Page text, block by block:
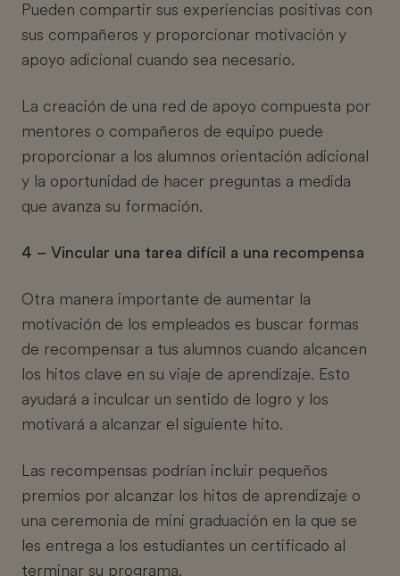
Pueden compartir sus experiencias positivas con
sus compañeros y proporcionar motivación y
apoyo adicional cuando sea necesario.
La creación de una red de apoyo compuesta por
mentores o compañeros de equipo puede
proporcionar a los alumnos orientación adicional
y la oportunidad de hacer preguntas a medida
que avanza su formación.
4 – Vincular una tarea difícil a una recompensa
Otra manera importante de aumentar la
motivación de los empleados es buscar formas
de recompensar a tus alumnos cuando alcancen
los hitos clave en su viaje de aprendizaje. Esto
ayudará a inculcar un sentido de logro y los
motivará a alcanzar el siguiente hito.
Las recompensas podrían incluir pequeños
premios por alcanzar los hitos de aprendizaje o
una ceremonia de mini graduación en la que se
les entrega a los estudiantes un certificado al
terminar su programa.